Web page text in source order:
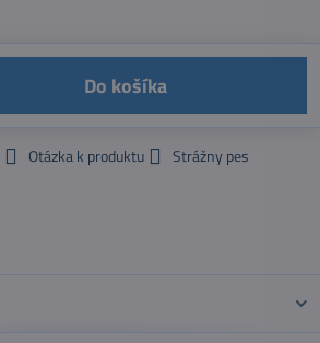
Do košíka
Otázka k produktu
Strážny pes